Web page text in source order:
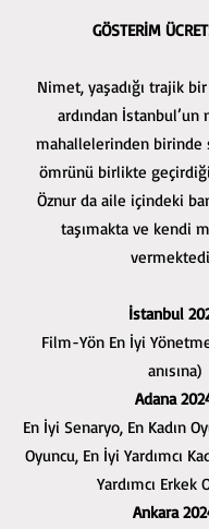
GÖSTERİM
Nimet, yaşadığı trajik bir
ardından İstanbul’un
mahallelerinden birinde
ömrünü birlikte
Öznur da aile içindeki
taşımakta ve kendi
İstanbul
Film-Yön En İyi
anısına)
Adana
En İyi Senaryo, En Kadın
Oyuncu, En İyi Yardımcı
Yardımcı Erkek
Ankara